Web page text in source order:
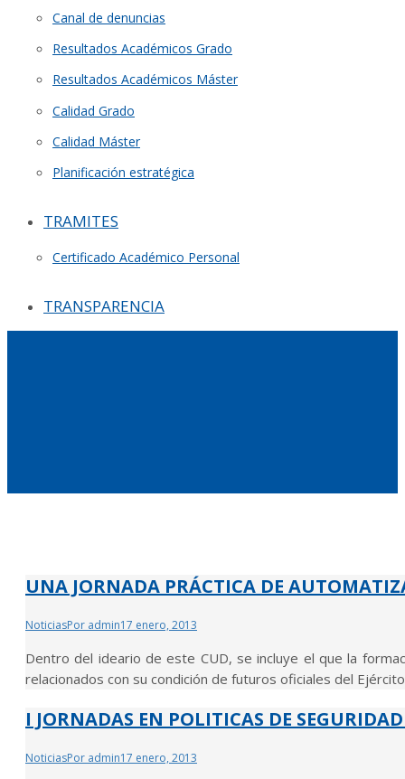
Canal de denuncias
Resultados Académicos Grado
Resultados Académicos Máster
Calidad Grado
Calidad Máster
Planificación estratégica
TRAMITES
Certificado Académico Personal
TRANSPARENCIA
UNA JORNADA PRÁCTICA DE
NoticiasPor admin17 enero, 2013
Dentro del ideario de este CUD, se incluye el que la
relacionados con su condición de futuros oficiales del
I JORNADAS EN POLITICAS DE
NoticiasPor admin17 enero, 2013